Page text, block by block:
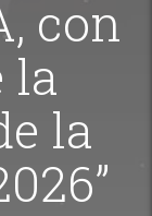
con
la
la